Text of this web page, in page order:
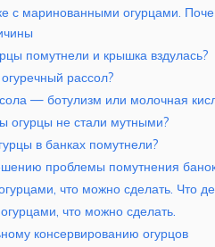
с маринованными огурцами.
помутнели и крышка вздулась?
рассол?
— ботулизм или молочная
огурцы не стали мутными?
в банках помутнели?
проблемы помутнения
что можно сделать. Что
что можно сделать.
консервированию огурцов